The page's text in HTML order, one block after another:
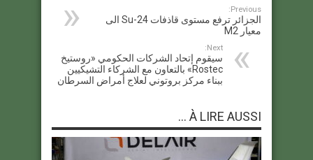
Previous:
الجزائر ترفع مستوى قاذفات Su-24 الى
معيار M2
Next:
سيقوم إتحاد الشركات الحكومي «روستيخ
Rostec» بالتعاون مع الشركاء التشيكيين
ببناء مركز بروتوني لعلاج أمراض السرطان
À LIRE AUSSI ...